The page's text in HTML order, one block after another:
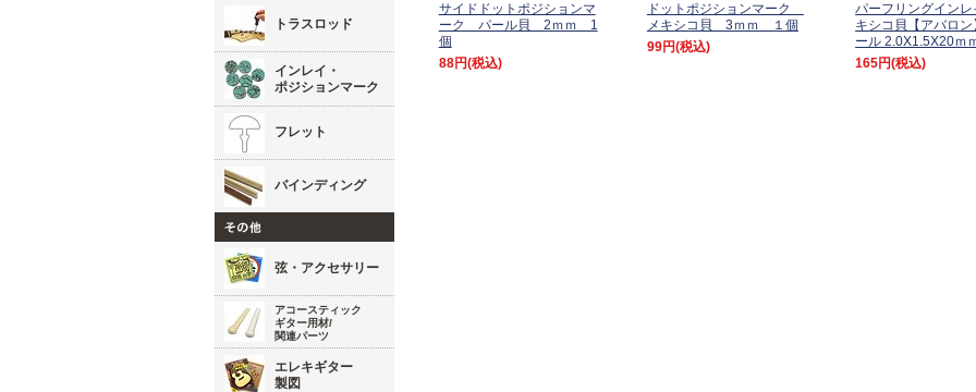
トラスロッド
インレイ・
ポジションマーク
フレット
バインディング
弦・アクセサリー
アコースティック
ギター用材/
関連パーツ
エレキギター
製図
サイドドットポジションマ
ーク パール貝 2ｍｍ 1
個
88円(税込)
ドットポジションマーク
メキシコ貝 3ｍｍ １個
99円(税込)
パーフリングイン
キシコ貝【アバロ
ール 2.0X1.5X20ｍ
165円(税込)